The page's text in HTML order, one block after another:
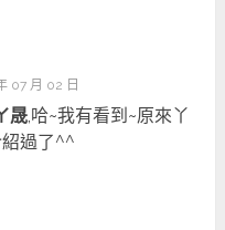
07 月 02 日
晟,哈~我有看到~原來丫
過了^^